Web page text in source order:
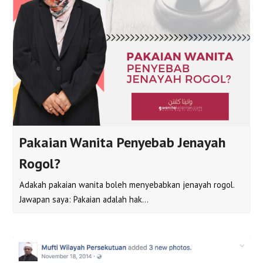
Pakaian Wanita Penyebab Jenayah
Rogol?
Adakah pakaian wanita boleh menyebabkan jenayah rogol.
Jawapan saya: Pakaian adalah hak…